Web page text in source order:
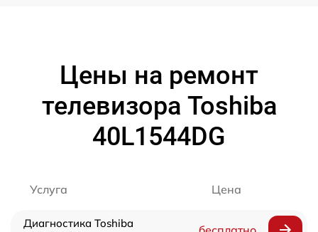
Цены на ремонт
телевизора Toshiba
40L1544DG
Услуга Цена
Диагностика Toshiba